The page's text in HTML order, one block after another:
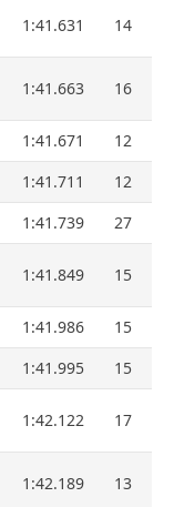
1:41.631 14
1:41.663 16
1:41.671
12
1:41.711
12
1:41.739 27
1:41.849 15
1:41.986
15
1:41.995 15
1:42.122 17
1:42.189 13